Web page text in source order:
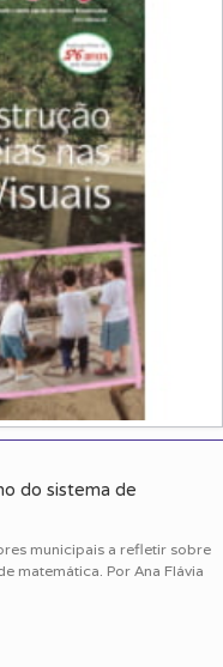
do sistema de
municipais a refletir sobre
matemática. Por Ana Flávia